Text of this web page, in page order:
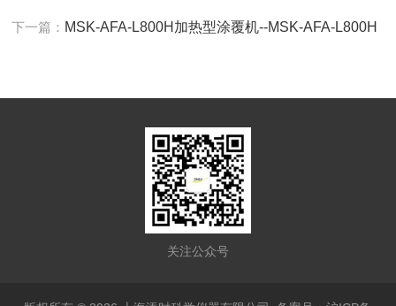
下一篇： MSK-AFA-L800H加热型涂覆机--MSK-AFA-L800H
关注公众号